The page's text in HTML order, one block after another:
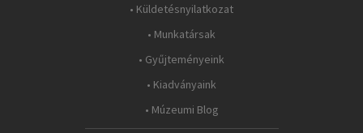
• Küldetésnyilatkozat
• Munkatársak
• Gyűjteményeink
• Kiadványaink
• Múzeumi Blog